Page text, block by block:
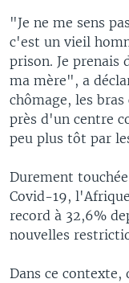
"Je ne me sens
c'est un vieil
prison. Je prenais
ma mère", a
chômage, les
près d'un centre
peu plus tôt par
Durement
Covid-19,
record à 32,6%
nouvelles
Dans ce